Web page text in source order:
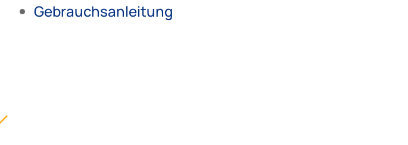
Gebrauchsanleitung